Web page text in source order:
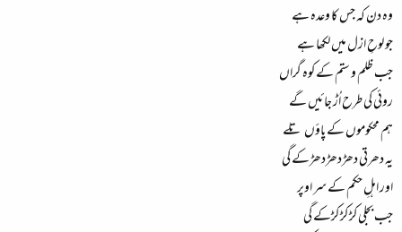
وہ دن کہ جس کا وعدہ ہے
جو لوحِ ازل میں لکھا ہے
جب ظلم و ستم کے کوہ گراں
روئی کی طرح اُڑ جائیں گے
ہم محکوموں کے پاؤں تلے
یہ دھرتی دھڑدھڑدھڑکے گی
اور اہلِ حکم کے سر اوپر
جب بجلی کڑ کڑ کڑکے گی